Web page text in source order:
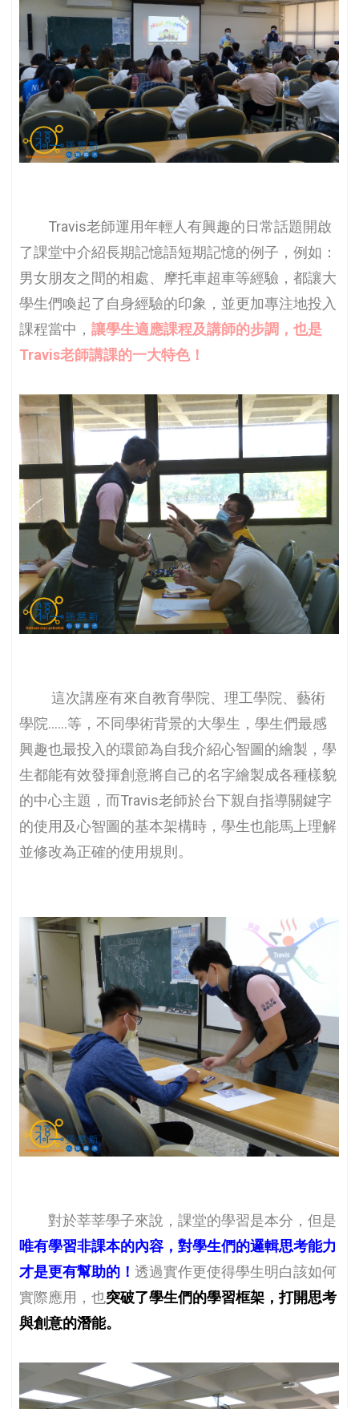
Travis老師運用年輕人有興趣的日常話題開啟
了課堂中介紹長期記憶語短期記憶的例子，例如：
男女朋友之間的相處、摩托車超車等經驗，都讓大
學生們喚起了自身經驗的印象，並更加專注地投入
課程當中， 讓學生適應課程及講師的步調，也是
Travis老師講課的一大特色！
這次講座有來自教育學院、理工學院、藝術
學院……等，不同學術背景的大學生，學生們最感
興趣也最投入的環節為自我介紹心智圖的繪製，學
生都能有效發揮創意將自己的名字繪製成各種樣貌
的中心主題，而Travis老師於台下親自指導關鍵字
的使用及心智圖的基本架構時，學生也能馬上理解
並修改為正確的使用規則。
對於莘莘學子來說，課堂的學習是本分，但是
唯有學習非課本的內容，對學生們的邏輯思考能力
才是更有幫助的！ 透過實作更使得學生明白該如何
實際應用，也突破了學生們的學習框架，打開思考
與創意的潛能。